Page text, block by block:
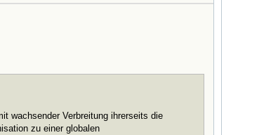
wachsender Verbreitung ihrerseits die
zu einer globalen